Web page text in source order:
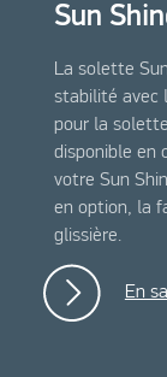
Sun
La solette
stabilité avec
pour la
disponible en
votre Sun
en option, la
glissière.
En